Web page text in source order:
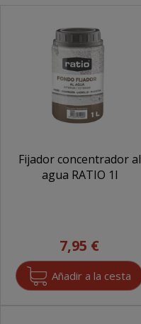
Fijador concentrador al
agua RATIO 1l
7,95 €